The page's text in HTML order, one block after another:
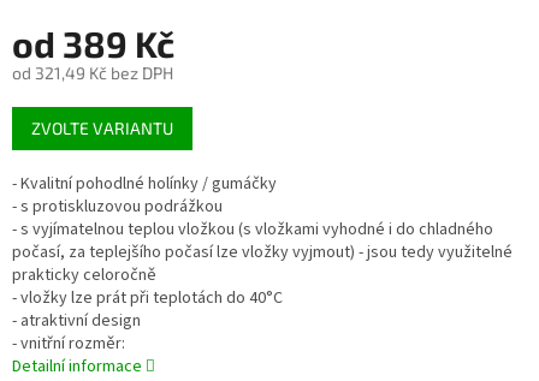
od 389 Kč
od 321,49 Kč bez DPH
Měrná
cena:
ZVOLTE VARIANTU
- Kvalitní pohodlné holínky / gumáčky
- s protiskluzovou podrážkou
- s vyjímatelnou teplou vložkou (s vložkami vyhodné i do chladného
počasí, za teplejšího počasí lze vložky vyjmout) - jsou tedy využitelné
prakticky celoročně
- vložky lze prát při teplotách do 40°C
- atraktivní design
- vnitřní rozměr:
Detailní informace